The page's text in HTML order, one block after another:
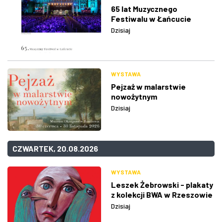
65 lat Muzycznego
Festiwalu w Łańcucie
Dzisiaj
WYSTAWA
Pejzaż w malarstwie
nowożytnym
Dzisiaj
CZWARTEK, 20.08.2026
WYSTAWA
Leszek Żebrowski - plakaty
z kolekcji BWA w Rzeszowie
Dzisiaj